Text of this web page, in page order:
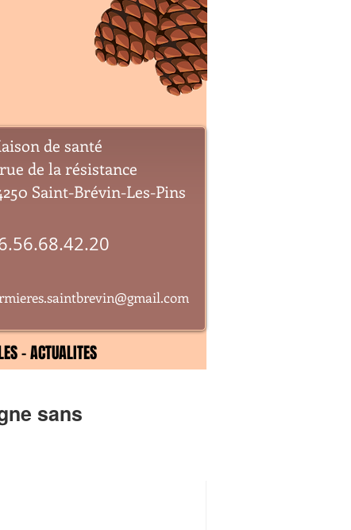
de santé
de la résistance
Saint-Brévin-Les-Pins
- ACTUALITES
sans